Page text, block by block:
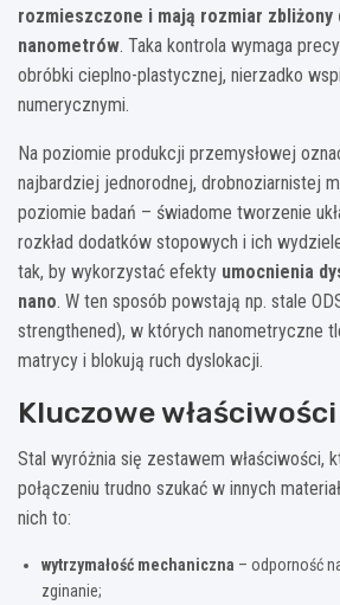
rozmieszczone i mają rozmiar
nanometrów. Taka kontrola wymaga
obróbki cieplno-plastycznej, nierzadko
numerycznymi.
Na poziomie produkcji przemysłowej
najbardziej jednorodnej, drobnoziarnistej
poziomie badań – świadome tworzenie
rozkład dodatków stopowych i ich
tak, by wykorzystać efekty umocnienia
nano. W ten sposób powstają np. stale
strengthened), w których nanometryczne
matrycy i blokują ruch dyslokacji.
Kluczowe
Stal wyróżnia się zestawem właściwości,
połączeniu trudno szukać w innych
nich to:
wytrzymałość mechaniczna – odporność
zginanie;